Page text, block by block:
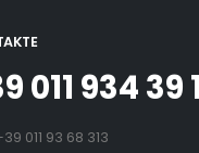
011 934 39
011 93 68 313